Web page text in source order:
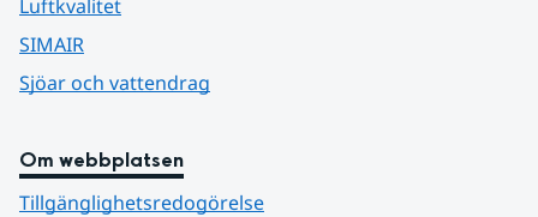
Luftkvalitet
SIMAIR
Sjöar och vattendrag
Om webbplatsen
Tillgänglighetsredogörelse